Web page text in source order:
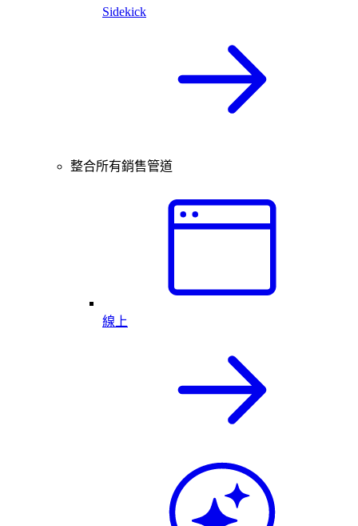
Sidekick
整合所有銷售管道
線上